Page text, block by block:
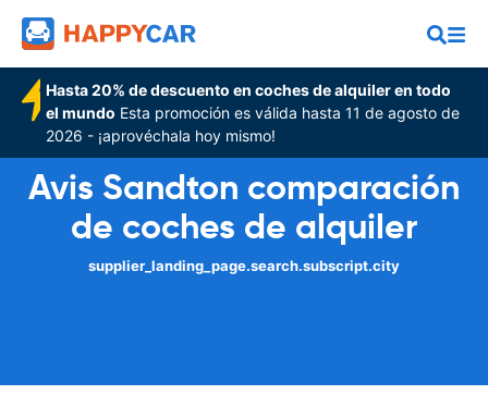
Hasta 20% de descuento en coches de alquiler en todo
el mundo Esta promoción es válida hasta 11 de agosto de
2026 - ¡aprovéchala hoy mismo!
Avis Sandton comparación
de coches de alquiler
supplier_landing_page.search.subscript.city